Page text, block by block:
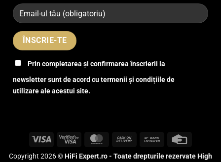
Prin completarea și confirmarea înscrierii la
newsletter sunt de acord cu termenii și condițiile de
utilizare ale acestui site.
Visa
Visa
MasterCardCash
Bank
Copyright 2026 ©HiFi Expert.ro - Toate drepturile rezervate High